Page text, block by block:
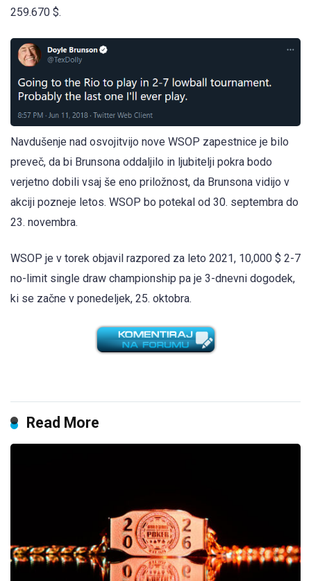
259.670 $.
Navdušenje nad osvojitvijo nove WSOP zapestnice je bilo
preveč, da bi Brunsona oddaljilo in ljubitelji pokra bodo
verjetno dobili vsaj še eno priložnost, da Brunsona vidijo v
akciji pozneje letos. WSOP bo potekal od 30. septembra do
23. novembra.
WSOP je v torek objavil razpored za leto 2021, 10,000 $ 2-7
no-limit single draw championship pa je 3-dnevni dogodek,
ki se začne v ponedeljek, 25. oktobra.
Read More